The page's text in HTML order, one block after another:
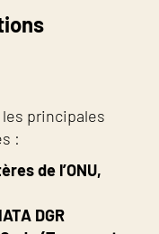
principales
:
de l’ONU,
DGR